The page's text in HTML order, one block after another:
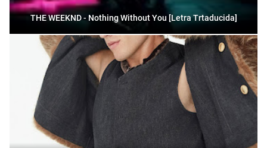
THE WEEKND - Nothing Without You [Letra Trtaducida]